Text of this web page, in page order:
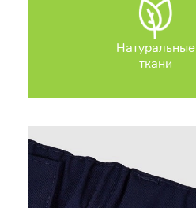
Натуральные
ткани